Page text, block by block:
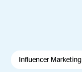
Influencer Marketing